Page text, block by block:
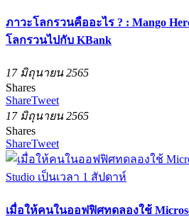
ภาวะโลกรวนคืออะไร ? : Mango
โลกรวนไปกับ KBank
17 มิถุนายน 2565
Shares
ShareTweet
17 มิถุนายน 2565
Shares
ShareTweet
เมื่อให้คนในออฟฟิศทดลองใช้